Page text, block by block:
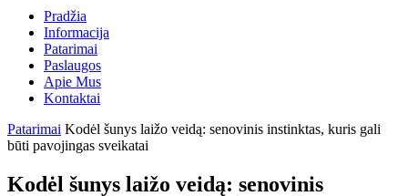
ButtonPradžia
Informacija
Patarimai
Paslaugos
Apie Mus
Kontaktai
Close
Button
Patarimai Kodėl šunys laižo veidą: senovinis instinktas, kuris gali
būti pavojingas sveikatai
Kodėl šunys laižo veidą: senovinis